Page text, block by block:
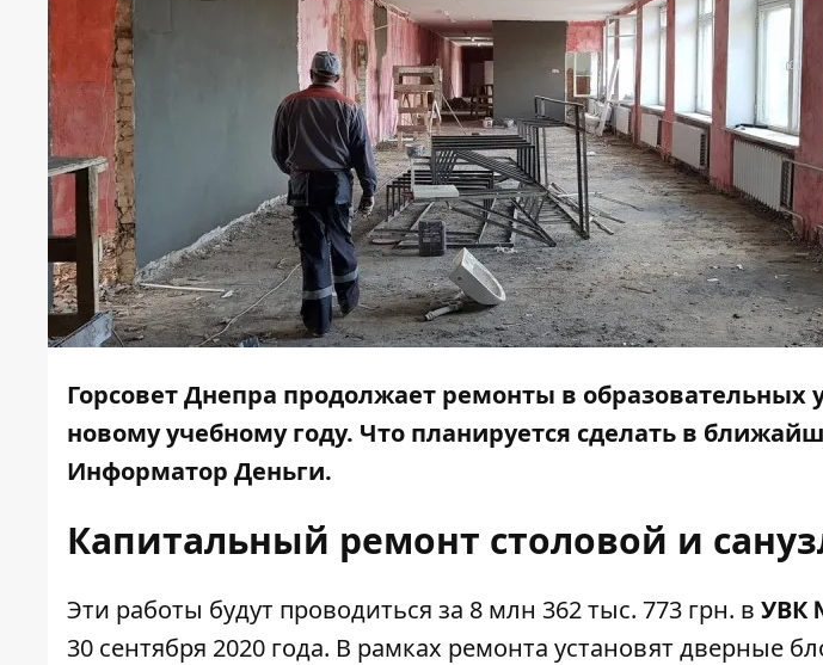
Горсовет Днепра продолжает ремонты в образовательных
новому учебному году. Что планируется сделать в
Информатор Деньги.
Капитальный ремонт столовой и
Эти работы будут проводиться за 8 млн 362 тыс. 773 грн. в УВК
30 сентября 2020 года. В рамках ремонта установят дверные